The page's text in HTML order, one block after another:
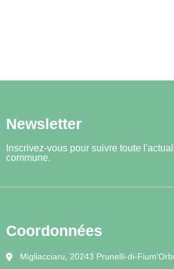
Newsletter
Inscrivez-vous pour suivre toute
commune.
Coordonnées
Migliacciaru, 20243 Prunelli-di-